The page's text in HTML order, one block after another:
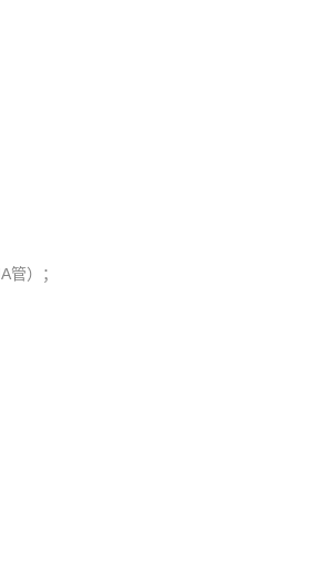
）；